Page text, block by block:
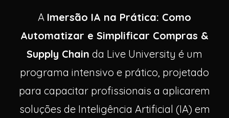
A Imersão IA na Prática: Como
Automatizar e Simplificar Compras &
Supply Chain da Live University é um
programa intensivo e prático, projetado
para capacitar profissionais a aplicarem
soluções de Inteligência Artificial (IA) em